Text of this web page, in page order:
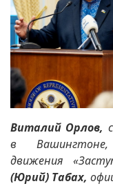
Виталий Орлов,
в Вашингтоне,
движения
(Юрий) Табах,